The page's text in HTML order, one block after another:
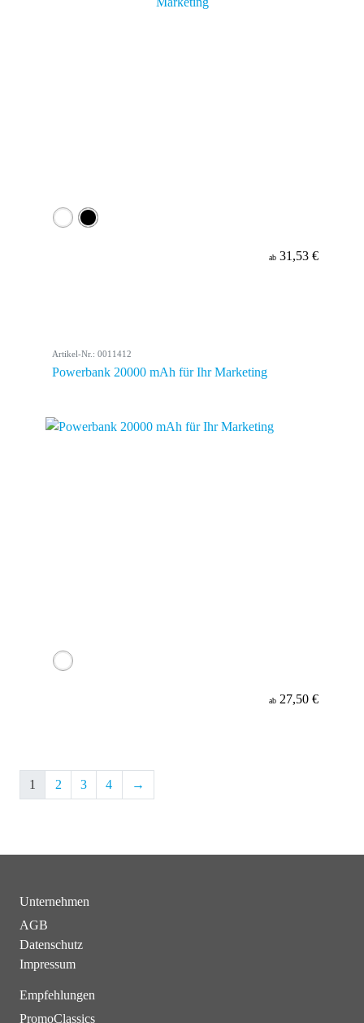
ab 31,53 €
Artikel-Nr.: 0011412
Powerbank 20000 mAh für Ihr Marketing
ab 27,50 €
1 2 3 4 →
Unternehmen
AGB
Datenschutz
Impressum
Empfehlungen
PromoClassics